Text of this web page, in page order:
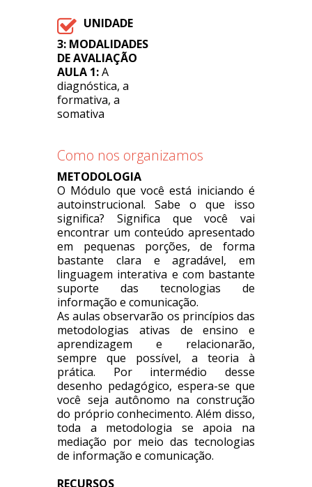
UNIDADE
3: MODALIDADES
DE AVALIAÇÃO
AULA 1:A
diagnóstica, a
formativa, a
somativa
Como nos organizamos
METODOLOGIA
O Módulo que você está iniciando é
autoinstrucional. Sabe o que isso
significa? Significa que você vai
encontrar um conteúdo apresentado
em pequenas porções, de forma
bastante clara e agradável, em
linguagem interativa e com bastante
suporte das tecnologias de
informação e comunicação.
As aulas observarão os princípios das
metodologias ativas de ensino e
aprendizagem e relacionarão,
sempre que possível, a teoria à
prática. Por intermédio desse
desenho pedagógico, espera-se que
você seja autônomo na construção
do próprio conhecimento. Além disso,
toda a metodologia se apoia na
mediação por meio das tecnologias
de informação e comunicação.
RECURSOS